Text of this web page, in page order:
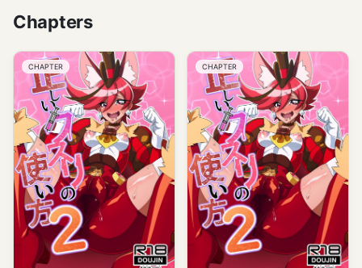
Chapters
CHAPTER CHAPTER